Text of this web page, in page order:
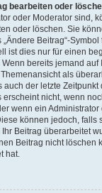
bearbeiten oder
oder Moderator sind,
oder löschen. Sie
Beitrag“-
ist dies nur für einen
bereits jemand auf
als
auch der letzte Zeitpunkt
nicht, wenn
wenn ein
können jedoch, falls
Beitrag überarbeitet
Beitrag nicht löschen
hat.